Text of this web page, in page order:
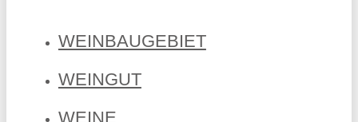
WEINBAUGEBIET
WEINGUT
WEINE